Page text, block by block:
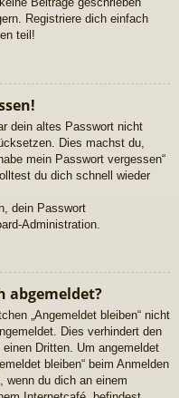
Registriere dich einfach
teil!
dein altes Passwort nicht
Dies machst du,
mein Passwort vergessen“
du dich schnell wieder
dein Passwort
Administration.
abgemeldet?
„Angemeldet bleiben“ nicht
Dies verhindert den
Dritten. Um angemeldet
bleiben“ beim Anmelden
wenn du dich an einem